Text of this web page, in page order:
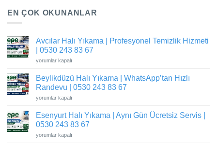
EN ÇOK OKUNANLAR
Avcılar Halı Yıkama | Profesyonel Temizlik Hizmeti
| 0530 243 83 67
Avcılar
|
Profesyonel
Temizlik
Hizmeti
|
243
83
67
yorumlar kapalı
Beylikdüzü Halı Yıkama | WhatsApp’tan Hızlı
Randevu | 0530 243 83 67
Beylikdüzü
|
WhatsApp’tan
Hızlı
Randevu
|
yorumlar kapalı
Esenyurt Halı Yıkama | Aynı Gün Ücretsiz Servis |
0530 243 83 67
Esenyurt
yorumlar kapalı